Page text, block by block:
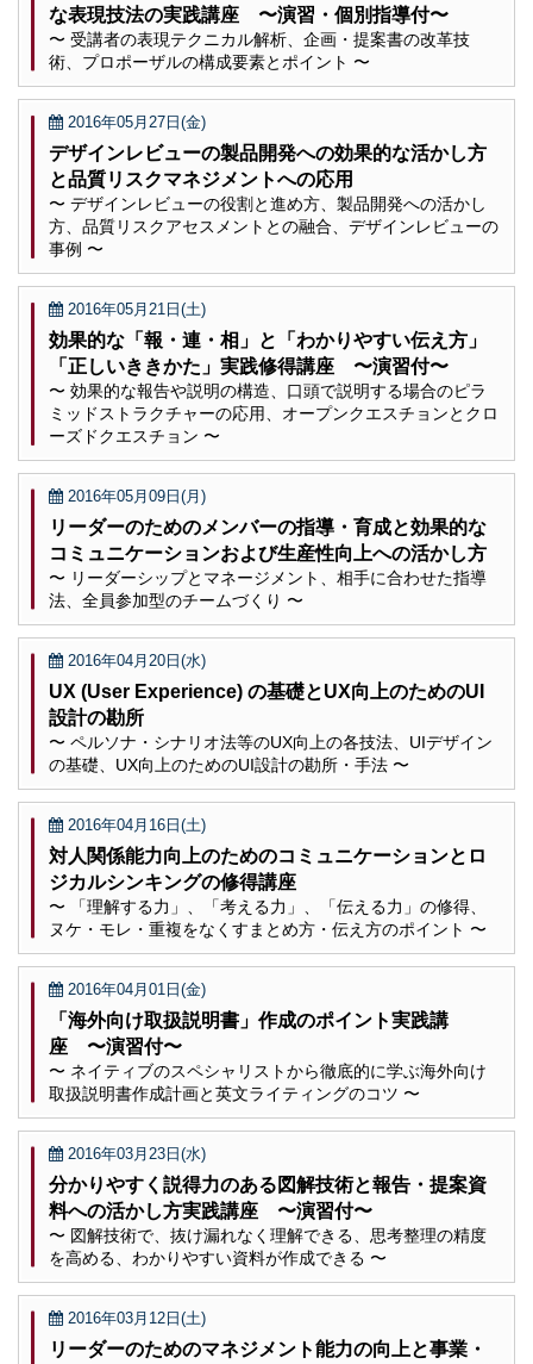
な表現技法の実践講座 〜演習・個別指導付〜
〜 受講者の表現テクニカル解析、企画・提案書の改革技
術、プロポーザルの構成要素とポイント 〜
2016年05月27日(金)
デザインレビューの製品開発への効果的な活かし方
と品質リスクマネジメントへの応用
〜 デザインレビューの役割と進め方、製品開発への活かし
方、品質リスクアセスメントとの融合、デザインレビューの
事例 〜
2016年05月21日(土)
効果的な「報・連・相」と「わかりやすい伝え方」
「正しいききかた」実践修得講座 〜演習付〜
〜 効果的な報告や説明の構造、口頭で説明する場合のピラ
ミッドストラクチャーの応用、オープンクエスチョンとクロ
ーズドクエスチョン 〜
2016年05月09日(月)
リーダーのためのメンバーの指導・育成と効果的な
コミュニケーションおよび生産性向上への活かし方
〜 リーダーシップとマネージメント、相手に合わせた指導
法、全員参加型のチームづくり 〜
2016年04月20日(水)
UX (User Experience) の基礎とUX向上のためのUI
設計の勘所
〜 ペルソナ・シナリオ法等のUX向上の各技法、UIデザイン
の基礎、UX向上のためのUI設計の勘所・手法 〜
2016年04月16日(土)
対人関係能力向上のためのコミュニケーションとロ
ジカルシンキングの修得講座
〜 「理解する力」、「考える力」、「伝える力」の修得、
ヌケ・モレ・重複をなくすまとめ方・伝え方のポイント 〜
2016年04月01日(金)
「海外向け取扱説明書」作成のポイント実践講
座 〜演習付〜
〜 ネイティブのスペシャリストから徹底的に学ぶ海外向け
取扱説明書作成計画と英文ライティングのコツ 〜
2016年03月23日(水)
分かりやすく説得力のある図解技術と報告・提案資
料への活かし方実践講座 〜演習付〜
〜 図解技術で、抜け漏れなく理解できる、思考整理の精度
を高める、わかりやすい資料が作成できる 〜
2016年03月12日(土)
リーダーのためのマネジメント能力の向上と事業・